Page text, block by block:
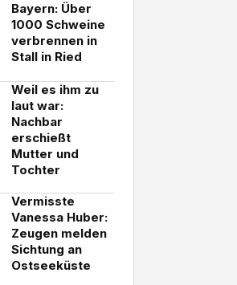
Bayern: Über
1000 Schweine
verbrennen in
Stall in Ried
Weil es ihm zu
laut war:
Nachbar
erschießt
Mutter und
Tochter
Vermisste
Vanessa Huber:
Zeugen melden
Sichtung an
Ostseeküste